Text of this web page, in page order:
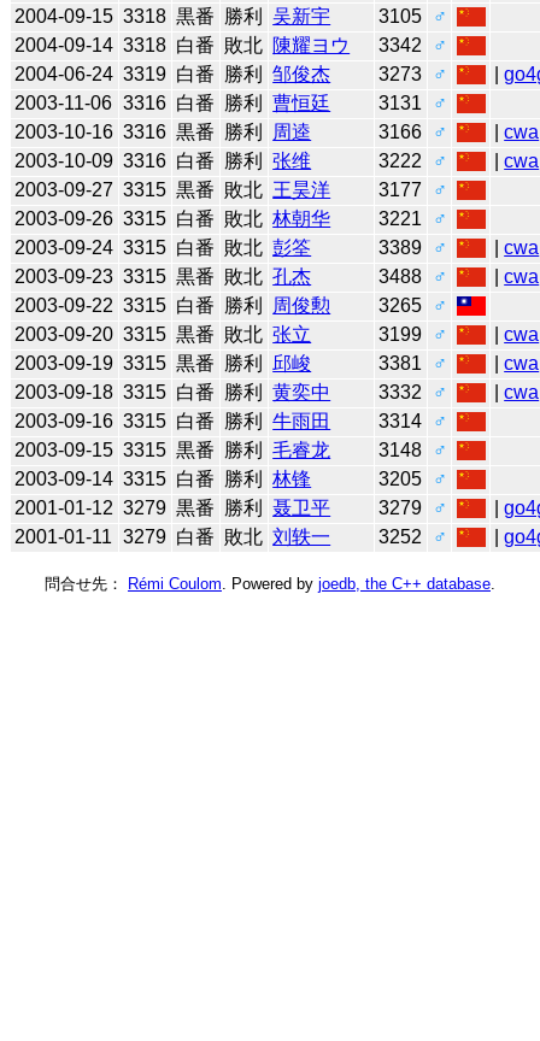
2004-09-15 3318 黒番 勝利 吴新宇 3105
♂
2004-09-14 3318 白番 敗北 陳耀ヨウ 3342
♂
2004-06-24 3319 白番 勝利 邹俊杰 3273 ♂ |
2003-11-06 3316 白番 勝利 曹恒廷 3131
♂
2003-10-16 3316 黒番 勝利 周逵 3166 ♂ |cwa
2003-10-09 3316 白番 勝利 张维 3222 ♂ |cwa
2003-09-27 3315 黒番 敗北 王昊洋 3177
♂
2003-09-26 3315 白番 敗北 林朝华 3221
♂
2003-09-24 3315 白番 敗北 彭筌 3389 ♂ |cwa
2003-09-23 3315 黒番 敗北 孔杰 3488 ♂ |cwa
2003-09-22 3315 白番 勝利 周俊勲 3265
♂
2003-09-20 3315 黒番 敗北 张立 3199 ♂ |cwa
2003-09-19 3315 黒番 勝利 邱峻 3381 ♂ |cwa
2003-09-18 3315 白番 勝利 黄奕中 3332 ♂ |cwa
2003-09-16 3315 白番 勝利 牛雨田 3314
♂
2003-09-15 3315 黒番 勝利 毛睿龙 3148
♂
2003-09-14 3315 白番 勝利 林锋 3205
♂
2001-01-12 3279 黒番 勝利 聂卫平 3279 ♂ |
2001-01-11 3279 白番 敗北 刘轶一 3252 ♂ |
問合せ先： Rémi Coulom . Powered by joedb, the C++ database